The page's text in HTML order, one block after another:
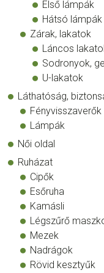
Első lámpák
Hátsó lámpák
Zárak, lakatok
Láncos
Sodronyok,
U-lakatok
Láthatóság,
Fényvisszaverők
Lámpák
Női oldal
Ruházat
Cipők
Esőruha
Kamásli
Légszűrő
Mezek
Nadrágok
Rövid kesztyűk